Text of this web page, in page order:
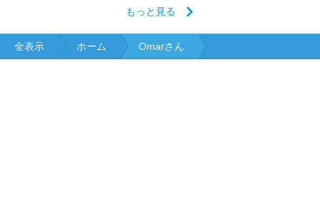
もっと見る
全表示 ホーム Omarさん